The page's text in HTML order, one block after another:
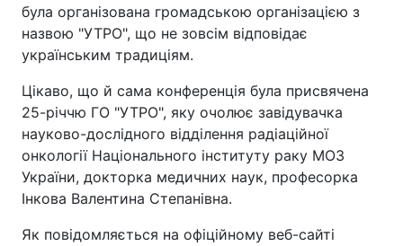
була організована громадською організацією з
назвою "УТРО", що не зовсім відповідає
українським традиціям.
Цікаво, що й сама конференція була присвячена
25-річчю ГО "УТРО", яку очолює завідувачка
науково-дослідного відділення радіаційної
онкології Національного інституту раку МОЗ
України, докторка медичних наук, професорка
Інкова Валентина Степанівна.
Як повідомляється на офіційному веб-сайті